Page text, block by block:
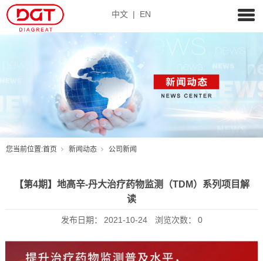
中文 | EN
您当前位置:首页 新闻动态 公司新闻
【第4期】地高辛-丹大治疗药物监测（TDM）系列项目解
读
发布日期： 2021-10-24 浏览次数： 0